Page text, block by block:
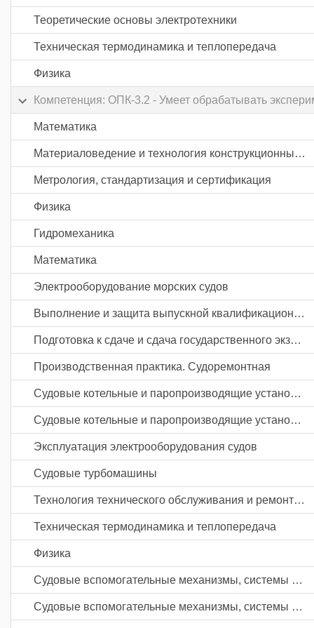
Теоретические основы электротехники
Техническая термодинамика и теплопередача
Физика
Компетенция: ОПК-3.2 - Умеет обрабатывать
Математика
Материаловедение и технология конструкционных материалов
Метрология, стандартизация и сертификация
Физика
Гидромеханика
Математика
Электрооборудование морских судов
Выполнение и защита выпускной квалификационной работы
Подготовка к сдаче и сдача государственного экзамена
Производственная практика. Судоремонтная
Судовые котельные и паропроизводящие установки
Судовые котельные и паропроизводящие установки
Эксплуатация электрооборудования судов
Судовые турбомашины
Технология технического обслуживания и ремонта судов
Техническая термодинамика и теплопередача
Физика
Судовые вспомогательные механизмы, системы и устройства
Судовые вспомогательные механизмы, системы и устройства